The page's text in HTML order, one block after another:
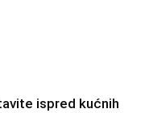
ispred kućnih